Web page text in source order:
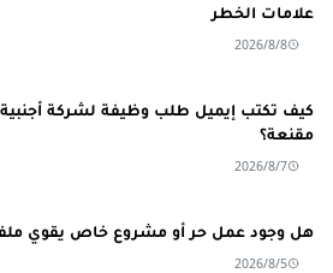
علامات الخطر
2026/8/8
كيف تكتب إيميل طلب وظيفة لشركة
مقنعة؟
2026/8/7
هل وجود عمل حر أو مشروع خاص يقوي ملف
2026/8/5